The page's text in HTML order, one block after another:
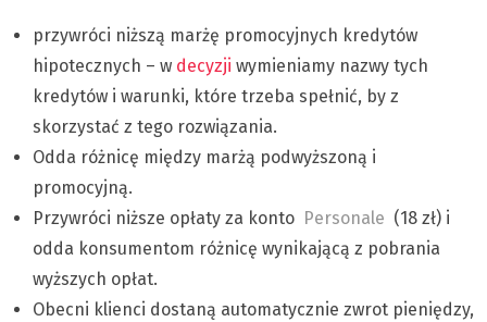
przywróci niższą marżę promocyjnych kredytów
hipotecznych – w decyzji wymieniamy nazwy tych
kredytów i warunki, które trzeba spełnić, by z
skorzystać z tego rozwiązania.
Odda różnicę między marżą podwyższoną i
promocyjną.
Przywróci niższe opłaty za konto Personale (18 zł) i
odda konsumentom różnicę wynikającą z pobrania
wyższych opłat.
Obecni klienci dostaną automatycznie zwrot pieniędzy,